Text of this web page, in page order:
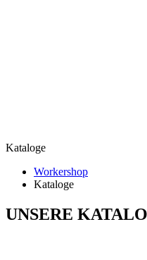
Kataloge
Workershop
Kataloge
UNSERE